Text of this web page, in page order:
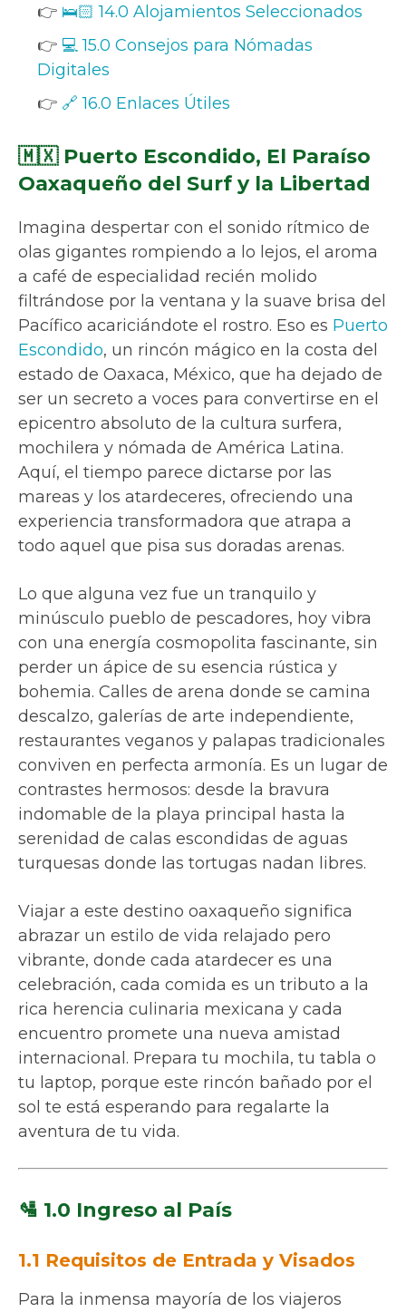
👉 🛌🏻 14.0 Alojamientos Seleccionados
👉 💻 15.0 Consejos para Nómadas
Digitales
👉 🔗 16.0 Enlaces Útiles
🇲🇽 Puerto Escondido, El Paraíso
Oaxaqueño del Surf y la Libertad
Imagina despertar con el sonido rítmico de
olas gigantes rompiendo a lo lejos, el aroma
a café de especialidad recién molido
filtrándose por la ventana y la suave brisa del
Pacífico acariciándote el rostro. Eso es Puerto
Escondido, un rincón mágico en la costa del
estado de Oaxaca, México, que ha dejado de
ser un secreto a voces para convertirse en el
epicentro absoluto de la cultura surfera,
mochilera y nómada de América Latina.
Aquí, el tiempo parece dictarse por las
mareas y los atardeceres, ofreciendo una
experiencia transformadora que atrapa a
todo aquel que pisa sus doradas arenas.
Lo que alguna vez fue un tranquilo y
minúsculo pueblo de pescadores, hoy vibra
con una energía cosmopolita fascinante, sin
perder un ápice de su esencia rústica y
bohemia. Calles de arena donde se camina
descalzo, galerías de arte independiente,
restaurantes veganos y palapas tradicionales
conviven en perfecta armonía. Es un lugar de
contrastes hermosos: desde la bravura
indomable de la playa principal hasta la
serenidad de calas escondidas de aguas
turquesas donde las tortugas nadan libres.
Viajar a este destino oaxaqueño significa
abrazar un estilo de vida relajado pero
vibrante, donde cada atardecer es una
celebración, cada comida es un tributo a la
rica herencia culinaria mexicana y cada
encuentro promete una nueva amistad
internacional. Prepara tu mochila, tu tabla o
tu laptop, porque este rincón bañado por el
sol te está esperando para regalarte la
aventura de tu vida.
🛂 1.0 Ingreso al País
1.1 Requisitos de Entrada y Visados
Para la inmensa mayoría de los viajeros